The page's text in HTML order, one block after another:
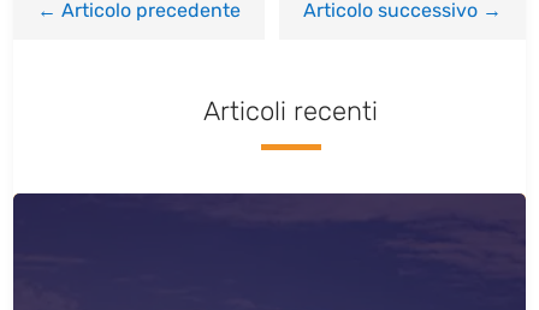
←Articolo precedente Articolo successivo→
Articoli recenti